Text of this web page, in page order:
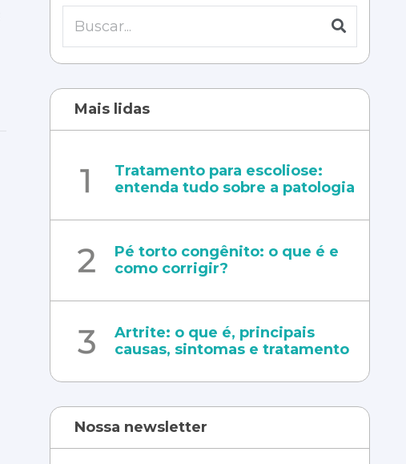
Mais lidas
Tratamento para escoliose:
entenda tudo sobre a patologia
Pé torto congênito: o que é e
como corrigir?
Artrite: o que é, principais
causas, sintomas e tratamento
Nossa newsletter